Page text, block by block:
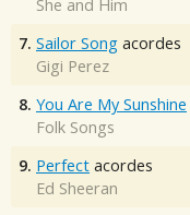
She and Him
7. Sailor Song acordes
Gigi Perez
8. You Are My Sunshine
Folk Songs
9. Perfect acordes
Ed Sheeran